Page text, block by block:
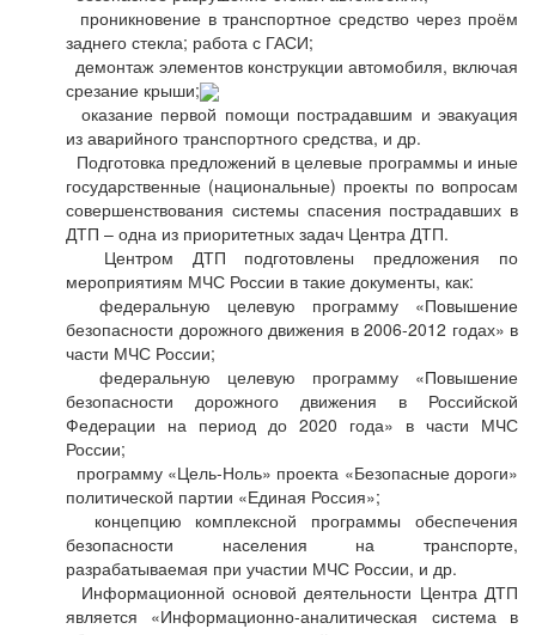
проникновение в транспортное средство через проём
заднего стекла; работа с ГАСИ;
демонтаж элементов конструкции автомобиля, включая
срезание крыши;
оказание первой помощи пострадавшим и эвакуация
из аварийного транспортного средства, и др.
Подготовка предложений в целевые программы и иные
государственные (национальные) проекты по вопросам
совершенствования системы спасения пострадавших в
ДТП – одна из приоритетных задач Центра ДТП.
Центром ДТП подготовлены предложения по
мероприятиям МЧС России в такие документы, как:
федеральную целевую программу «Повышение
безопасности дорожного движения в 2006-2012 годах» в
части МЧС России;
федеральную целевую программу «Повышение
безопасности дорожного движения в Российской
Федерации на период до 2020 года» в части МЧС
России;
программу «Цель-Ноль» проекта «Безопасные дороги»
политической партии «Единая Россия»;
концепцию комплексной программы обеспечения
безопасности населения на транспорте,
разрабатываемая при участии МЧС России, и др.
Информационной основой деятельности Центра ДТП
является «Информационно-аналитическая система в